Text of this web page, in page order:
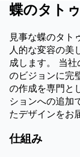
蝶のタト
見事な蝶のタト
人的な変容の美
成します。 当
のビジョンに完
の作成を専門と
ションへの追加
たデザインをお
仕組み